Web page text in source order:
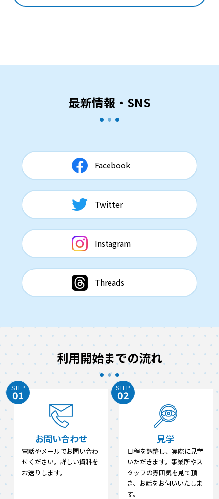
最新情報・SNS
Facebook
Twitter
Instagram
Threads
利用開始までの流れ
STEP
01
お問い合わせ
電話やメールでお問い合わ
せください。詳しい資料を
お送りします。
STEP
02
見学
日程を調整し、実際に見学
いただきます。事業所やス
タッフの雰囲気を見て頂
き、お話をお伺いいたしま
す。